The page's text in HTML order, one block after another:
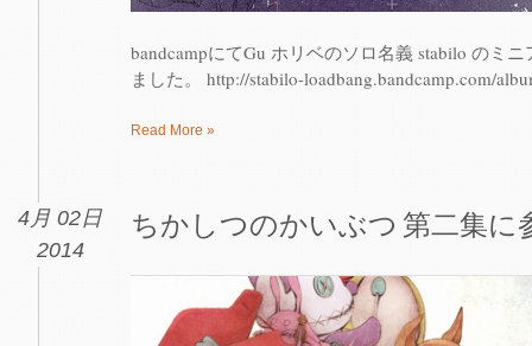
bandcampにてGu ホリベのソロ名義 stabilo のミ
ました。 http://stabilo-loadbang.bandcamp.com/
Read More »
4月 02日
2014
ちかしつのかいぶつ 第二集に